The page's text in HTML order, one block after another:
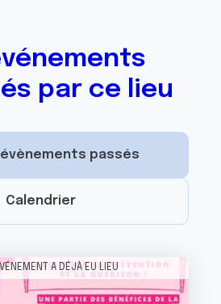
par ce lieu
évènements passés
Calendrier
A DÉJÀ EU LIEU